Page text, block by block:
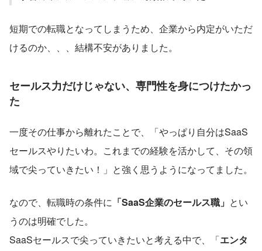
短期での転職となってしまうため、企業から内定がいただ
けるのか、、、結構不安がありました。
セールス力だけじゃない、専門性を身につけたかっ
た
一度その仕事から離れたことで、「やっぱり自分はSaaS
セールスやりたいわ。これまでの経験を活かして、その領
域で尖っていきたい！」と強く思うようになってました。
なので、転職時の条件に 「SaaS企業のセールス職」 とい
うのは明確でした。
SaaSセールスで尖っていきたいと考える中で、「エンタ